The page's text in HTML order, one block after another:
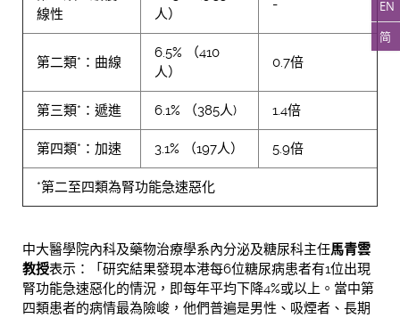
EN
简
線性
人）
-
第二類*：曲線
6.5% （410
人）
0.7倍
第三類*：遞進 6.1% （385人) 1.4倍
第四類*：加速 3.1% （197人） 5.9倍
*第二至四類為腎功能急速惡化
中大醫學院內科及藥物治療學系內分泌及糖尿科主任馬青雲
教授表示：「研究結果發現本港每6位糖尿病患者有1位出現
腎功能急速惡化的情況，即每年平均下降4%或以上。當中第
四類患者的病情最為險峻，他們普遍是男性、吸煙者、長期